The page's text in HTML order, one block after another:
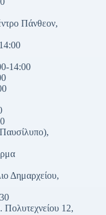
Πάνθεον,
14:00
Δημαρχείου,
12,